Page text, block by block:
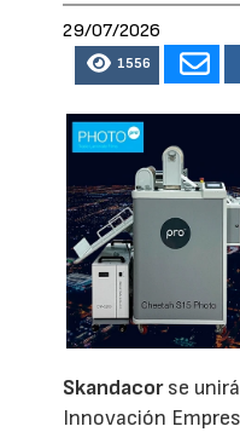
29/07/2026
1556
Skandacorse
Innovación